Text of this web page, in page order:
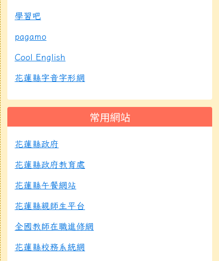
學習吧
pagamo
Cool English
花蓮縣字音字形網
常用網站
花蓮縣政府
花蓮縣政府教育處
花蓮縣午餐網站
花蓮縣親師生平台
全國教師在職進修網
花蓮縣校務系統網